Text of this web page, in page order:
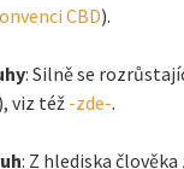
CBD).
: Silně se
viz též -zde-.
: Z hlediska